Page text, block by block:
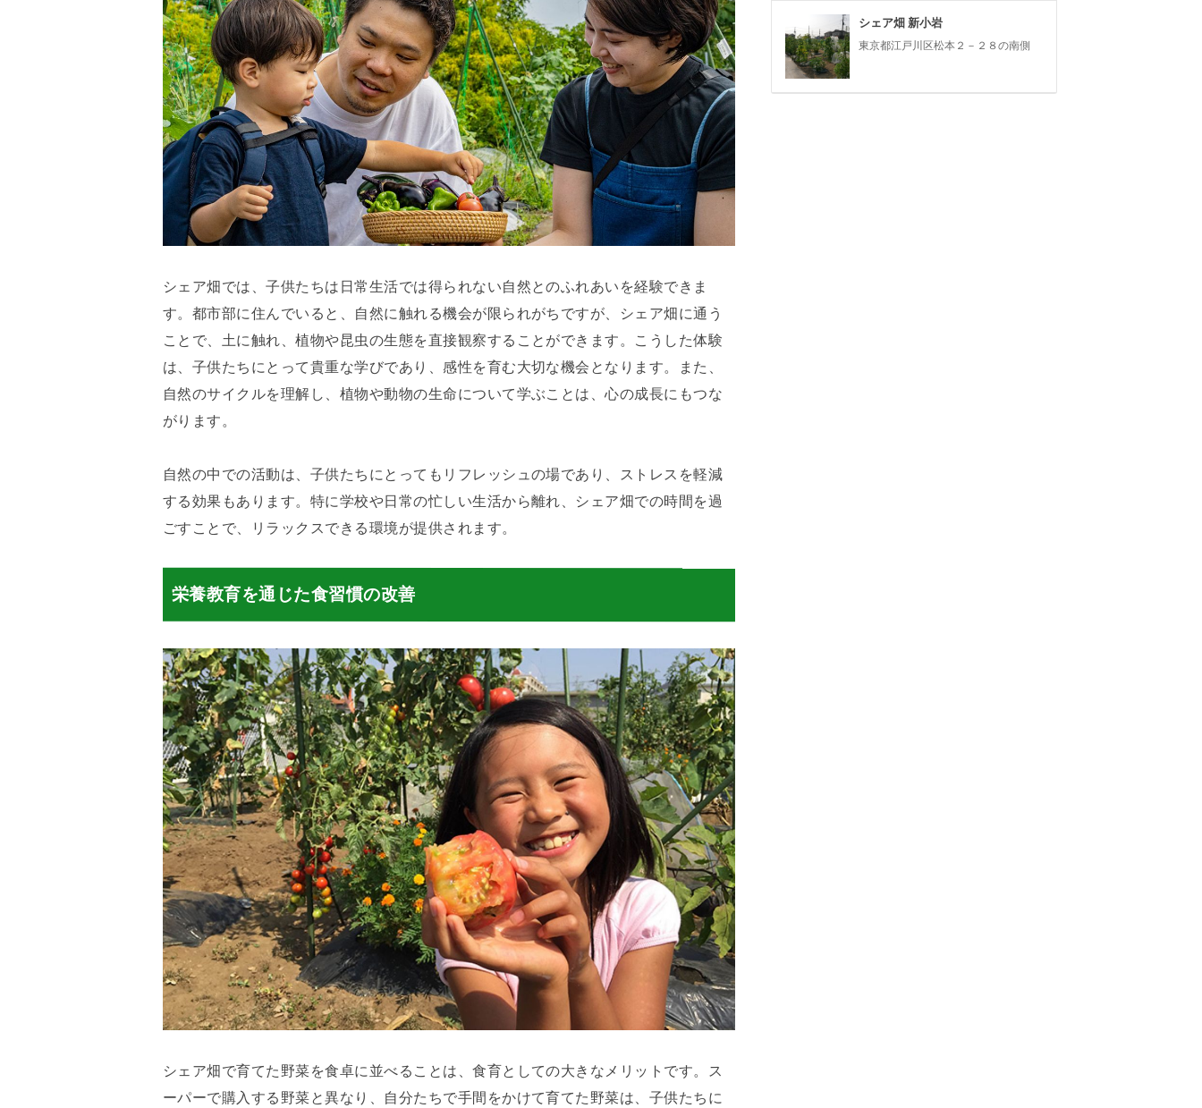
シェア畑では、子供たちは日常生活では得られない自然とのふれあいを経験できま
す。都市部に住んでいると、自然に触れる機会が限られがちですが、シェア畑に通う
ことで、土に触れ、植物や昆虫の生態を直接観察することができます。こうした体験
は、子供たちにとって貴重な学びであり、感性を育む大切な機会となります。また、
自然のサイクルを理解し、植物や動物の生命について学ぶことは、心の成長にもつな
がります。
自然の中での活動は、子供たちにとってもリフレッシュの場であり、ストレスを軽減
する効果もあります。特に学校や日常の忙しい生活から離れ、シェア畑での時間を過
ごすことで、リラックスできる環境が提供されます。
栄養教育を通じた食習慣の改善
シェア畑で育てた野菜を食卓に並べることは、食育としての大きなメリットです。ス
ーパーで購入する野菜と異なり、自分たちで手間をかけて育てた野菜は、子供たちに
シェア畑 新小岩
東京都江戸川区松本２－２８の南側